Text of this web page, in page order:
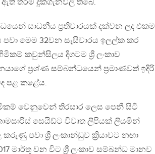
තරම් දුක්ගැනවිලි තිබේ.
සාධනීය ප්‍රතිවාරයක් දක්වන ලද එකම
මෙම 32වන සැසිවාරය ඉලල්ක කර
කවුන්සිලය දිගටම ශ්‍රී ලංකාව
ප්‍රශ්ණ සම්බන්ධයෙන් ප්‍රමාණවත් ඉදිරි
පළ කළේය.
වෙනුවෙන් තිරසාර ලෙස පෙනී සිටි
සෙයිඩ්ට විවෘත ලිපියක් ලියමින්
පවා ශ්‍රී ලංකාන්ඩුව ක්‍රියාවට නඟා
මාර්තු වන විට ශ්‍රී ලංකාව සම්බන්ධ මානව